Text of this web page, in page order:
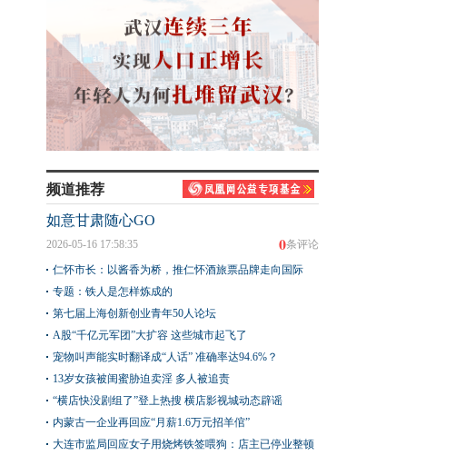
频道推荐
如意甘肃随心GO
0条评论
2026-05-16 17:58:35
仁怀市长：以酱香为桥，推仁怀酒旅票品牌走向国际
专题：铁人是怎样炼成的
第七届上海创新创业青年50人论坛
A股“千亿元军团”大扩容 这些城市起飞了
宠物叫声能实时翻译成“人话” 准确率达94.6%？
13岁女孩被闺蜜胁迫卖淫 多人被追责
“横店快没剧组了”登上热搜 横店影视城动态辟谣
内蒙古一企业再回应“月薪1.6万元招羊倌”
大连市监局回应女子用烧烤铁签喂狗：店主已停业整顿